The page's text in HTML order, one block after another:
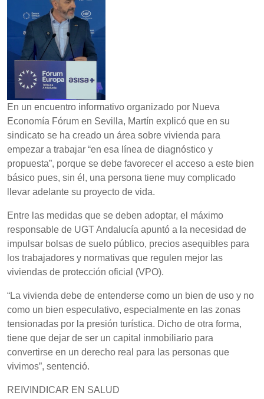
En un encuentro informativo organizado por Nueva
Economía Fórum en Sevilla, Martín explicó que en su
sindicato se ha creado un área sobre vivienda para
empezar a trabajar “en esa línea de diagnóstico y
propuesta”, porque se debe favorecer el acceso a este bien
básico pues, sin él, una persona tiene muy complicado
llevar adelante su proyecto de vida.
Entre las medidas que se deben adoptar, el máximo
responsable de UGT Andalucía apuntó a la necesidad de
impulsar bolsas de suelo público, precios asequibles para
los trabajadores y normativas que regulen mejor las
viviendas de protección oficial (VPO).
“La vivienda debe de entenderse como un bien de uso y no
como un bien especulativo, especialmente en las zonas
tensionadas por la presión turística. Dicho de otra forma,
tiene que dejar de ser un capital inmobiliario para
convertirse en un derecho real para las personas que
vivimos”, sentenció.
REIVINDICAR EN SALUD